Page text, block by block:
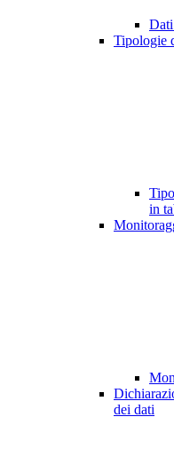
Tipologie
in
dei dati